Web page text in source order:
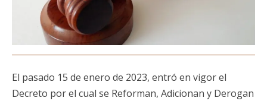
El pasado 15 de enero de 2023, entró en vigor el
Decreto por el cual se Reforman, Adicionan y Derogan